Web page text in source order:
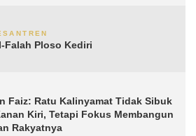
Falah Ploso Kediri
Faiz: Ratu Kalinyamat Tidak Sibuk
Kiri, Tetapi Fokus Membangun
Rakyatnya